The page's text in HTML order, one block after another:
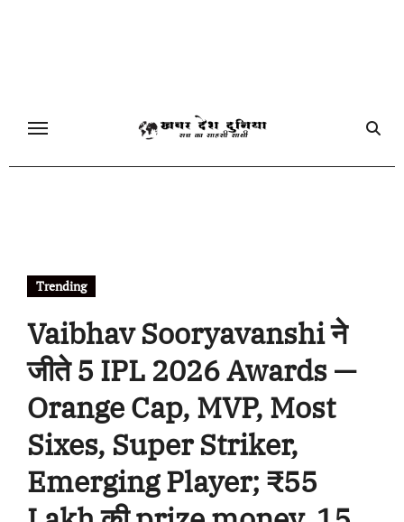
Trending
Vaibhav Sooryavanshi ने
जीते 5 IPL 2026 Awards —
Orange Cap, MVP, Most
Sixes, Super Striker,
Emerging Player; ₹55